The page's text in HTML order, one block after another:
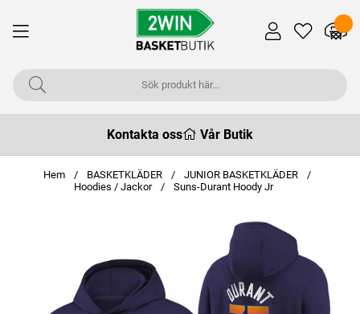
Kontakta oss Vår Butik
Hem BASKETKLÄDER
JUNIOR BASKETKLÄDER
Hoodies / Jackor
Suns-Durant Hoody Jr